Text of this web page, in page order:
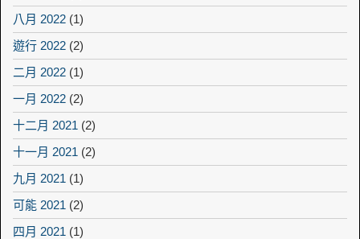
八月 2022 (1)
遊行 2022 (2)
二月 2022 (1)
一月 2022 (2)
十二月 2021 (2)
十一月 2021 (2)
九月 2021 (1)
可能 2021 (2)
四月 2021 (1)